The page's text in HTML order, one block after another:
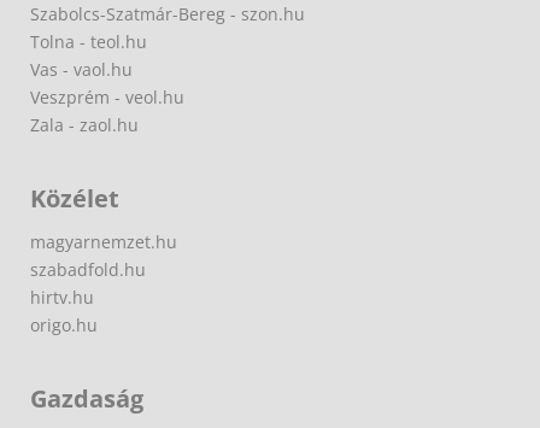
Szabolcs-Szatmár-Bereg - szon.hu
Tolna - teol.hu
Vas - vaol.hu
Veszprém - veol.hu
Zala - zaol.hu
Közélet
magyarnemzet.hu
szabadfold.hu
hirtv.hu
origo.hu
Gazdaság